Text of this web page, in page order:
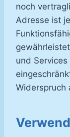
noch
Adresse ist
und
Widerspruch